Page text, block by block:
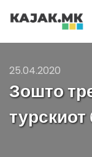
25.04.2020
Зошто